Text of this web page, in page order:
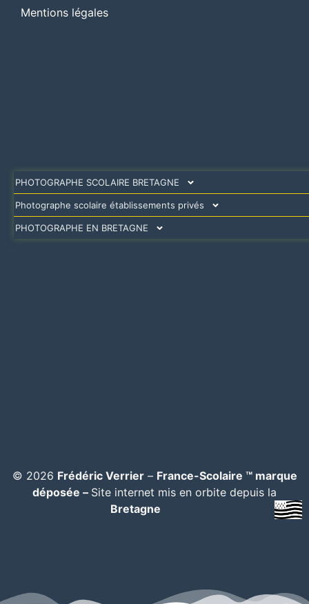
Mentions légales
PHOTOGRAPHE SCOLAIRE BRETAGNE
Photographe scolaire établissements privés
PHOTOGRAPHE EN BRETAGNE
© 2026 Frédéric Verrier– France-Scolaire ™ marque
déposée – Site internet mis en orbite depuis la
Bretagne